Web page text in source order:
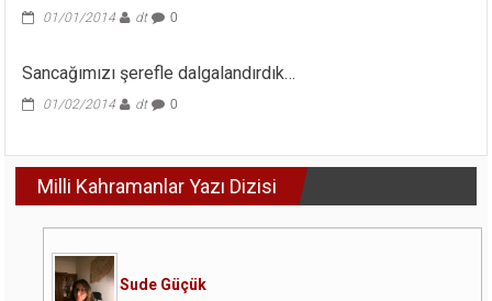
Başlayan
Günü
için
01/01/2014 dt 0
Sancağımızı şerefle dalgalandırdık…
01/02/2014 dt 0
Milli Kahramanlar Yazı Dizisi
Sude Güçük